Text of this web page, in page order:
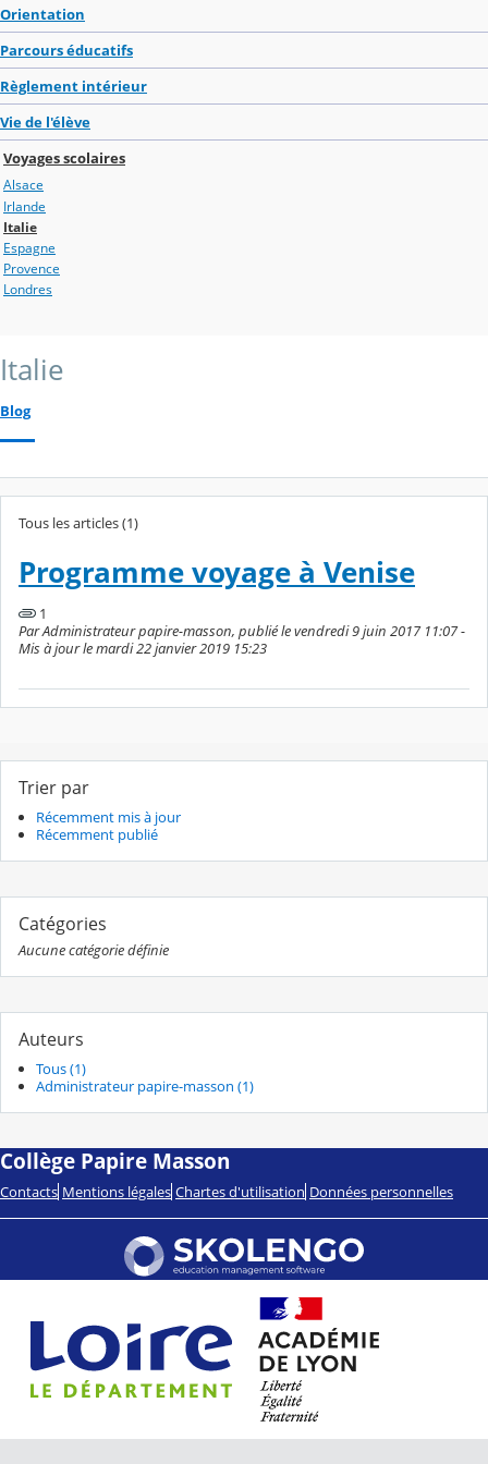
Orientation
Parcours éducatifs
Règlement intérieur
Vie de l'élève
Voyages scolaires
Alsace
Irlande
Italie
Espagne
Provence
Londres
Italie
Blog
Tous les articles (1)
Programme voyage à Venise
1
Par Administrateur papire-masson, publié le vendredi 9 juin 2017 11:07 -
Mis à jour le mardi 22 janvier 2019 15:23
Trier par
Récemment mis à jour
Récemment publié
Catégories
Aucune catégorie définie
Auteurs
Tous (1)
Administrateur papire-masson (1)
Collège Papire Masson
Contacts Mentions légales Chartes d'utilisation Données personnelles